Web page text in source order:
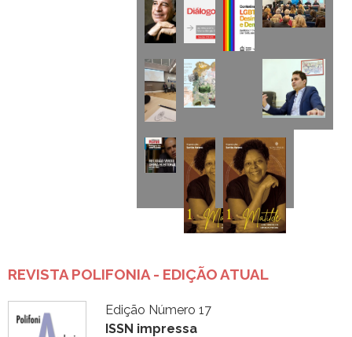
REVISTA POLIFONIA - EDIÇÃO ATUAL
Edição Número 17
ISSN impressa